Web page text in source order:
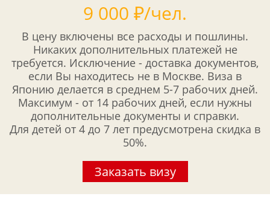
9 000 ₽/чел.
В цену включены все расходы и пошлины.
Никаких дополнительных платежей не
требуется. Исключение - доставка документов,
если Вы находитесь не в Москве. Виза в
Японию делается в среднем 5-7 рабочих дней.
Максимум - от 14 рабочих дней, если нужны
дополнительные документы и справки.
Для детей от 4 до 7 лет предусмотрена скидка в
50%.
Заказать визу